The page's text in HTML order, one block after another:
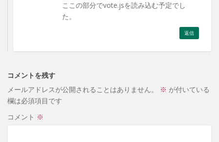
ここの部分でvote.jsを読み込む予定でし
た。
返信
コメントを残す
メールアドレスが公開されることはありません。
※ が付いている
欄は必須項目です
コメント ※